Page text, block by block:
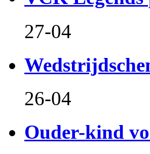
27-04
26-04
Ouder-kind